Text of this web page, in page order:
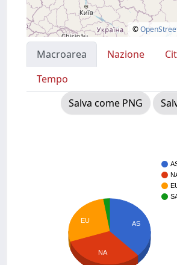
©
Macroarea Nazione
Tempo
Salva come PNG
AS
EU
NA